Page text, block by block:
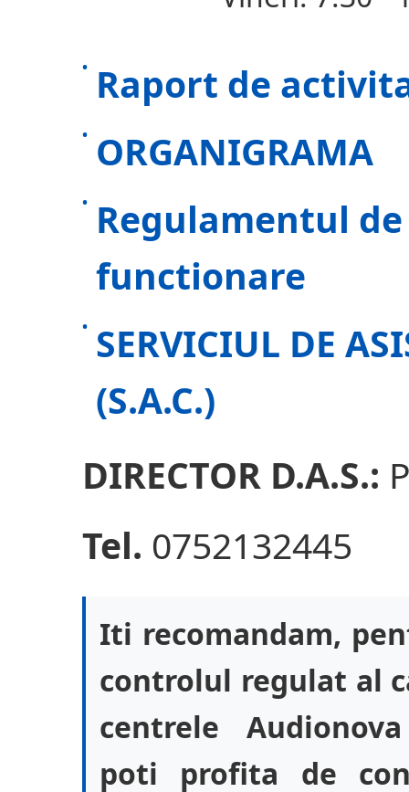
Raport de
ORGANIGRAMA
Regulamentul
functionare
SERVICIUL DE
(S.A.C.)
DIRECTOR D.A.S.:
Tel. 0752132445
Iti recomandam,
controlul regulat al
centrele
poti profita de